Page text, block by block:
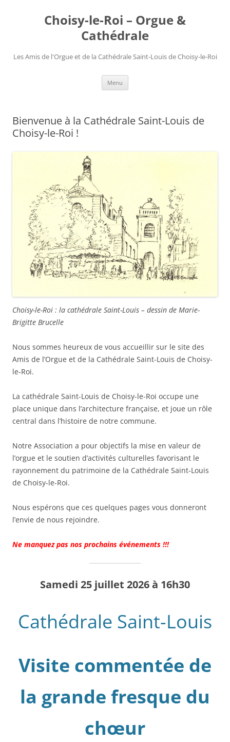
Choisy-le-Roi – Orgue &
Cathédrale
Les Amis de l'Orgue et de la Cathédrale Saint-Louis de Choisy-le-Roi
Menu
Bienvenue à la Cathédrale Saint-Louis de
Choisy-le-Roi !
Choisy-le-Roi : la cathédrale Saint-Louis – dessin de Marie-
Brigitte Brucelle
Nous sommes heureux de vous accueillir sur le site des
Amis de l’Orgue et de la Cathédrale Saint-Louis de Choisy-
le-Roi.
La cathédrale Saint-Louis de Choisy-le-Roi occupe une
place unique dans l’architecture française, et joue un rôle
central dans l’histoire de notre commune.
Notre Association a pour objectifs la mise en valeur de
l’orgue et le soutien d’activités culturelles favorisant le
rayonnement du patrimoine de la Cathédrale Saint-Louis
de Choisy-le-Roi.
Nous espérons que ces quelques pages vous donneront
l’envie de nous rejoindre.
Ne manquez pas nos prochains événements !!!
Samedi 25 juillet 2026 à 16h30
Cathédrale Saint-Louis
Visite commentée de
la grande fresque du
chœur